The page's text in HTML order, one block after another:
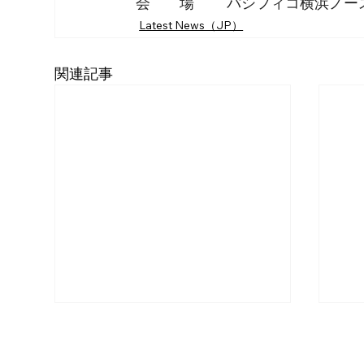
Latest News（JP）
関連記事